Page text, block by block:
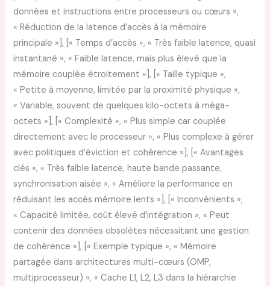
données et instructions entre processeurs ou cœurs »,
« Réduction de la latence d’accès à la mémoire
principale »], [« Temps d’accès », « Très faible latence, quasi
instantané », « Faible latence, mais plus élevé que la
mémoire couplée étroitement »], [« Taille typique »,
« Petite à moyenne, limitée par la proximité physique »,
« Variable, souvent de quelques kilo-octets à méga-
octets »], [« Complexité », « Plus simple car couplée
directement avec le processeur », « Plus complexe à gérer
avec politiques d’éviction et cohérence »], [« Avantages
clés », « Très faible latence, haute bande passante,
synchronisation aisée », « Améliore la performance en
réduisant les accès mémoire lents »], [« Inconvénients »,
« Capacité limitée, coût élevé d’intégration », « Peut
contenir des données obsolètes nécessitant une gestion
de cohérence »], [« Exemple typique », « Mémoire
partagée dans architectures multi-cœurs (OMP,
multiprocesseur) », « Cache L1, L2, L3 dans la hiérarchie